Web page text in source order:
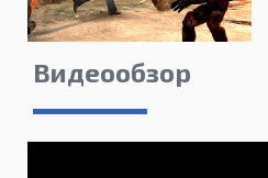
Видеообзор